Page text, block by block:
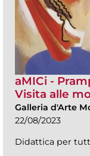
aMICi -
Visita alle
Galleria d'Arte
22/08/2023
Didattica per